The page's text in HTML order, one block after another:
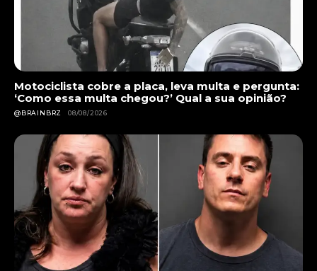
Motociclista cobre a placa, leva multa e pergunta:
‘Como essa multa chegou?’ Qual a sua opinião?
@BRAINBRZ 08/08/2026